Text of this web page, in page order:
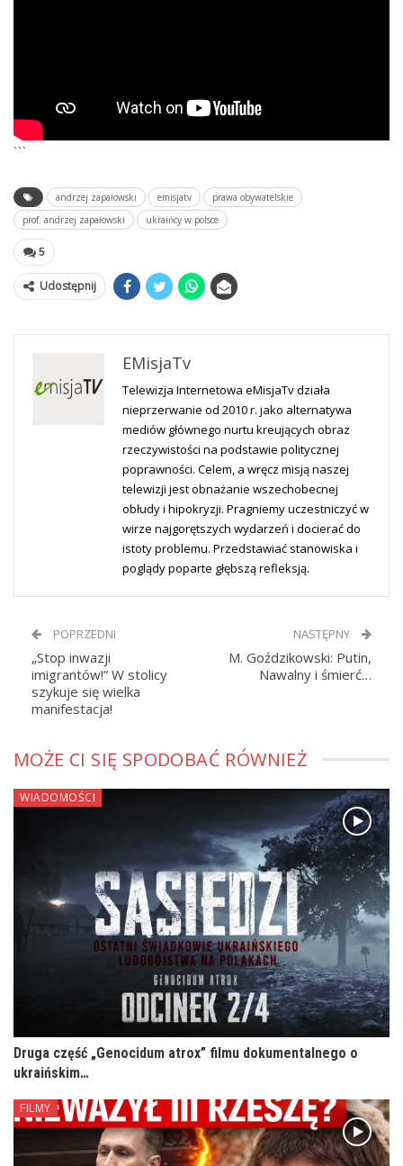
```
andrzej zapałowski emisjatv
prawa obywatelskie
prof. andrzej zapałowski
ukraińcy w polsce
5
Udostępnij
EMisjaTv
Telewizja Internetowa eMisjaTv działa
nieprzerwanie od 2010 r. jako alternatywa
mediów głównego nurtu kreujących obraz
rzeczywistości na podstawie politycznej
poprawności. Celem, a wręcz misją naszej
telewizji jest obnażanie wszechobecnej
obłudy i hipokryzji. Pragniemy uczestniczyć w
wirze najgorętszych wydarzeń i docierać do
istoty problemu. Przedstawiać stanowiska i
poglądy poparte głębszą refleksją.
POPRZEDNI
„Stop inwazji
imigrantów!” W stolicy
szykuje się wielka
manifestacja!
NASTĘPNY
M. Goździkowski: Putin,
Nawalny i śmierć…
MOŻE CI SIĘ SPODOBAĆ RÓWNIEŻ
WIADOMOŚCI
Druga część „Genocidum atrox” filmu dokumentalnego o
ukraińskim…
FILMY